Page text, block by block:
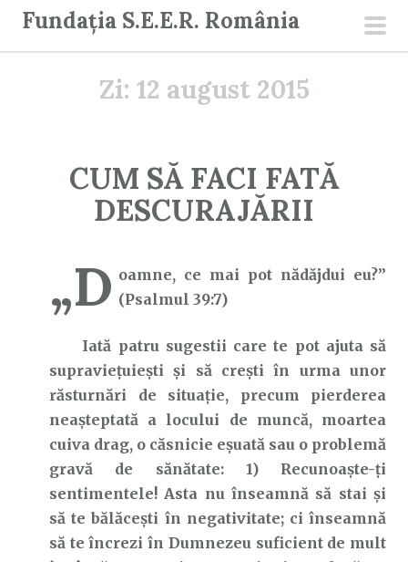
Fundația S.E.E.R. România
Zi: 12 august 2015
CUM SĂ FACI FATĂ
DESCURAJĂRII
„D oamne, ce mai pot nădăjdui eu?”
(Psalmul 39:7)
Iată patru sugestii care te pot ajuta să
supraviețuiești și să crești în urma unor
răsturnări de situație, precum pierderea
neașteptată a locului de muncă, moartea
cuiva drag, o căsnicie eșuată sau o problemă
gravă de sănătate: 1) Recunoaște-ți
sentimentele! Asta nu înseamnă să stai și
să te bălăcești în negativitate; ci înseamnă
să te încrezi în Dumnezeu suficient de mult